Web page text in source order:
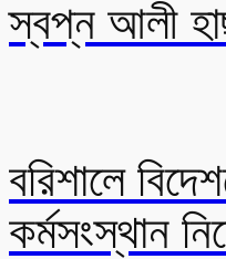
স্বপ্ন আলী
বরিশালে
কর্মসংস্থান